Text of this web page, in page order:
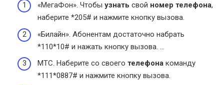
«МегаФон». Чтобы узнать свой номер телефона,
наберите *205# и нажмите кнопку вызова.
«Билайн». Абонентам достаточно набрать
*110*10# и нажать кнопку вызова. …
МТС. Наберите со своего телефона команду
*111*0887# и нажмите кнопку вызова.